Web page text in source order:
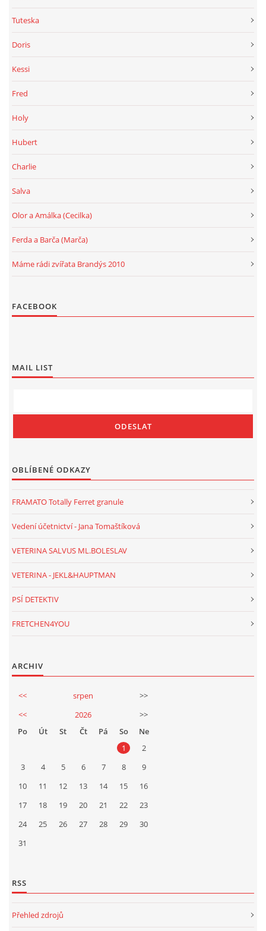
Tuteska
Doris
Kessi
Fred
Holy
Hubert
Charlie
Salva
Olor a Amálka (Cecilka)
Ferda a Barča (Marča)
Máme rádi zvířata Brandýs 2010
FACEBOOK
MAIL LIST
OBLÍBENÉ ODKAZY
FRAMATO Totally Ferret granule
Vedení účetnictví - Jana Tomaštíková
VETERINA SALVUS ML.BOLESLAV
VETERINA - JEKL&HAUPTMAN
PSÍ DETEKTIV
FRETCHEN4YOU
ARCHIV
<< srpen
>>
<<
2026
>>
Po
Út St Čt Pá So
Ne
1
2
3
4 5 6 7 8
9
10
11 12 13 14 15
16
17
18 19 20 21 22
23
24
25 26 27 28 29
30
31
RSS
Přehled zdrojů